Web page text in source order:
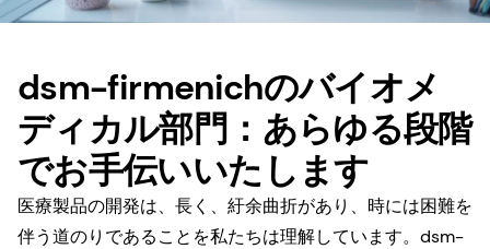
dsm-firmenichのバイオメ
ディカル部門：あらゆる段階
でお手伝いいたします
医療製品の開発は、長く、紆余曲折があり、時には困難を
伴う道のりであることを私たちは理解しています。dsm-